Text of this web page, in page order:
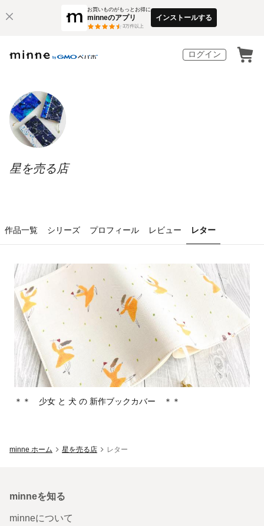
お買いものがもっとお得に
minneのアプリ
3万件以上
インストールする
ログイン
星を売る店
作品一覧 シリーズ プロフィール レビュー レター
星を売る店のレター一覧
＊＊ 少女 と 犬 の 新作ブックカバー ＊＊
minne ホーム 星を売る店 レター
minneを知る
minneについて